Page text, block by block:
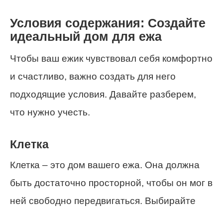
Условия содержания: Создайте
идеальный дом для ежа
Чтобы ваш ежик чувствовал себя комфортно
и счастливо, важно создать для него
подходящие условия. Давайте разберем,
что нужно учесть.
Клетка
Клетка – это дом вашего ежа. Она должна
быть достаточно просторной, чтобы он мог в
ней свободно передвигаться. Выбирайте